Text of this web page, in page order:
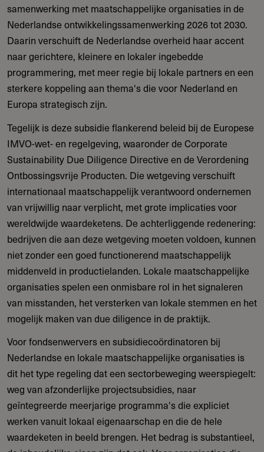
samenwerking met maatschappelijke organisaties in de
Nederlandse ontwikkelingssamenwerking 2026 tot 2030.
Daarin verschuift de Nederlandse overheid haar accent
naar gerichtere, kleinere en lokaler ingebedde
programmering, met meer regie bij lokale partners en een
sterkere koppeling aan thema's die voor Nederland en
Europa strategisch zijn.
Tegelijk is deze subsidie flankerend beleid bij de Europese
IMVO-wet- en regelgeving, waaronder de Corporate
Sustainability Due Diligence Directive en de Verordening
Ontbossingsvrije Producten. Die wetgeving verschuift
internationaal maatschappelijk verantwoord ondernemen
van vrijwillig naar verplicht, met grote implicaties voor
wereldwijde waardeketens. De achterliggende redenering:
bedrijven die aan deze wetgeving moeten voldoen, kunnen
niet zonder een goed functionerend maatschappelijk
middenveld in productielanden. Lokale maatschappelijke
organisaties spelen een onmisbare rol in het signaleren
van misstanden, het versterken van lokale stemmen en het
mogelijk maken van due diligence in de praktijk.
Voor fondsenwervers en subsidiecoördinatoren bij
Nederlandse en lokale maatschappelijke organisaties is
dit het type regeling dat een sectorbeweging weerspiegelt:
weg van afzonderlijke projectsubsidies, naar
geïntegreerde meerjarige programma's die expliciet
werken vanuit lokaal eigenaarschap en die de hele
waardeketen in beeld brengen. Het bedrag is substantieel,